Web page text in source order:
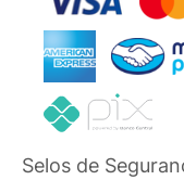
Selos de